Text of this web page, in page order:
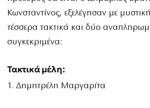
Κωνσταντίνος, εξελέγησαν με
τέσσερα τακτικά και δύο
συγκεκριμένα:
Τακτικά μέλη:
1. Δημητρέλη Μαργαρίτα